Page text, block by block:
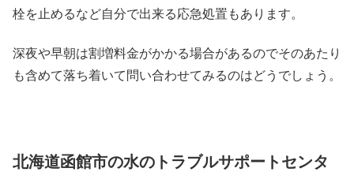
栓を止めるなど自分で出来る応急処置もあります。
深夜や早朝は割増料金がかかる場合があるのでそのあたり
も含めて落ち着いて問い合わせてみるのはどうでしょう。
北海道函館市の水のトラブルサポートセンタ